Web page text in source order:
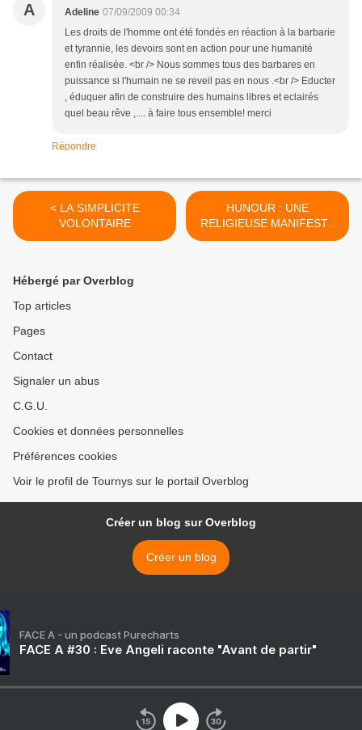
A Adeline 07/09/2009 00:34
Les droits de l'homme ont été fondés en réaction à la barbarie
et tyrannie, les devoirs sont en action pour une humanité
enfin réalisée. <br /> Nous sommes tous des barbares en
puissance si l'humain ne se reveil pas en nous .<br /> Educter
, éduquer afin de construire des humains libres et eclairés
quel beau rêve ,.... à faire tous ensemble! merci
Répondre
< LA SIMPLICITE
VOLONTAIRE
HUNOUR : UNE
RELIGIEUSE MANIFESTE
POUR LA CGT ! >
Hébergé par Overblog
Top articles
Pages
Contact
Signaler un abus
C.G.U.
Cookies et données personnelles
Préférences cookies
Voir le profil de Tournys sur le portail Overblog
Créer un blog sur Overblog
Créer un blog
FACE A - un podcast Purecharts
FACE A #30 : Eve Angeli raconte "Avant de partir"